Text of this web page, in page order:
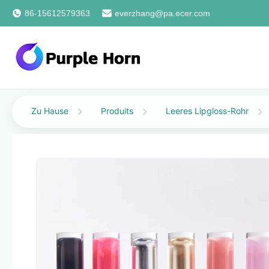
86-15612579363 everzhang@pa.ecer.com
Zu Hause Produits Leeres Lipgloss-Rohr